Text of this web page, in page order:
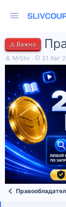
⚠️ Важно
А
в
о
р
т
е
м
ы
MrSliv
Д
а
т
а
а
ч
а
л
а
31 Авг